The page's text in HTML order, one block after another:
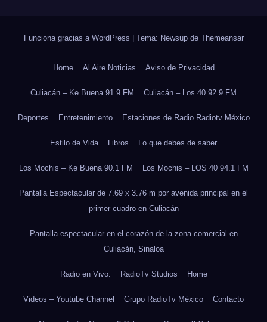
Funciona gracias a WordPress | Tema: Newsup de Themeansar
Home Al Aire Noticias Aviso de Privacidad
Culiacán – Ke Buena 91.9 FM Culiacán – Los 40 92.9 FM
Deportes Entretenimiento Estaciones de Radio Radiotv México
Estilo de Vida Libros Lo que debes de saber
Los Mochis – Ke Buena 90.1 FM Los Mochis – LOS 40 94.1 FM
Pantalla Espectacular de 7.69 x 3.76 m por avenida principal en el
primer cuadro en Culiacán
Pantalla espectacular en el corazón de la zona comercial en
Culiacán, Sinaloa
Radio en Vivo: RadioTv Studios Home
Videos – Youtube Channel Grupo RadioTv México Contacto